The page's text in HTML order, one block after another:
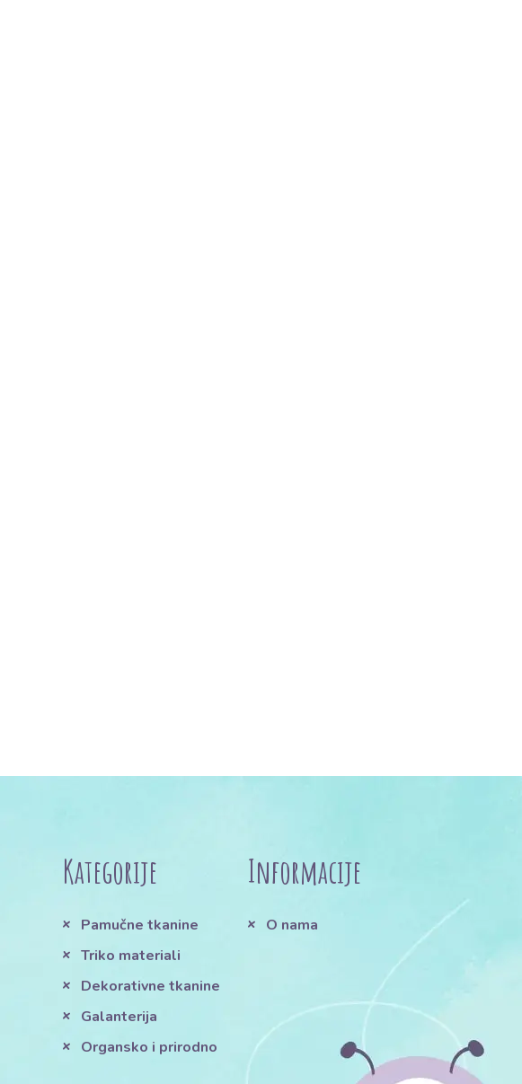
Kategorije
Pamučne tkanine
Triko materiali
Dekorativne tkanine
Galanterija
Organsko i prirodno
Informacije
O nama